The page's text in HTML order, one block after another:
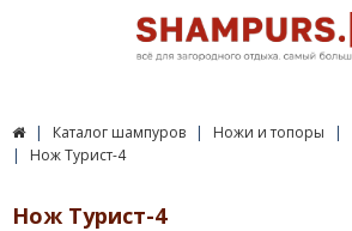
Каталог шампуров Ножи и топоры
Нож Турист-4
Нож Турист-4